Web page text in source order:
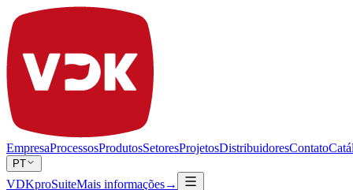
EmpresaProcessosProdutosSetoresProjetosDistribuidoresContato
PT
VDKproSuiteMais informações→